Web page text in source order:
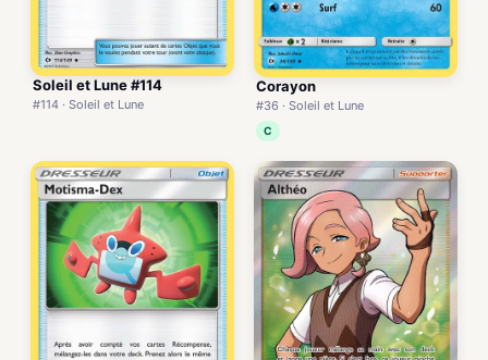
Soleil et Lune #114
#114 · Soleil et Lune
Corayon
#36 · Soleil et Lune
C